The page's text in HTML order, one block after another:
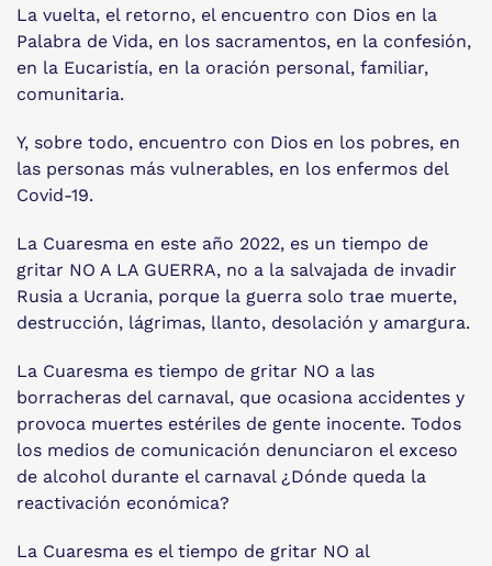
La vuelta, el retorno, el encuentro con Dios en la
Palabra de Vida, en los sacramentos, en la confesión,
en la Eucaristía, en la oración personal, familiar,
comunitaria.
Y, sobre todo, encuentro con Dios en los pobres, en
las personas más vulnerables, en los enfermos del
Covid-19.
La Cuaresma en este año 2022, es un tiempo de
gritar NO A LA GUERRA, no a la salvajada de invadir
Rusia a Ucrania, porque la guerra solo trae muerte,
destrucción, lágrimas, llanto, desolación y amargura.
La Cuaresma es tiempo de gritar NO a las
borracheras del carnaval, que ocasiona accidentes y
provoca muertes estériles de gente inocente. Todos
los medios de comunicación denunciaron el exceso
de alcohol durante el carnaval ¿Dónde queda la
reactivación económica?
La Cuaresma es el tiempo de gritar NO al